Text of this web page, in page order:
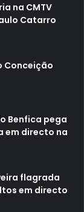
na CMTV
Catarro
Conceição
Benfica pega
em directo na
flagrada
em directo